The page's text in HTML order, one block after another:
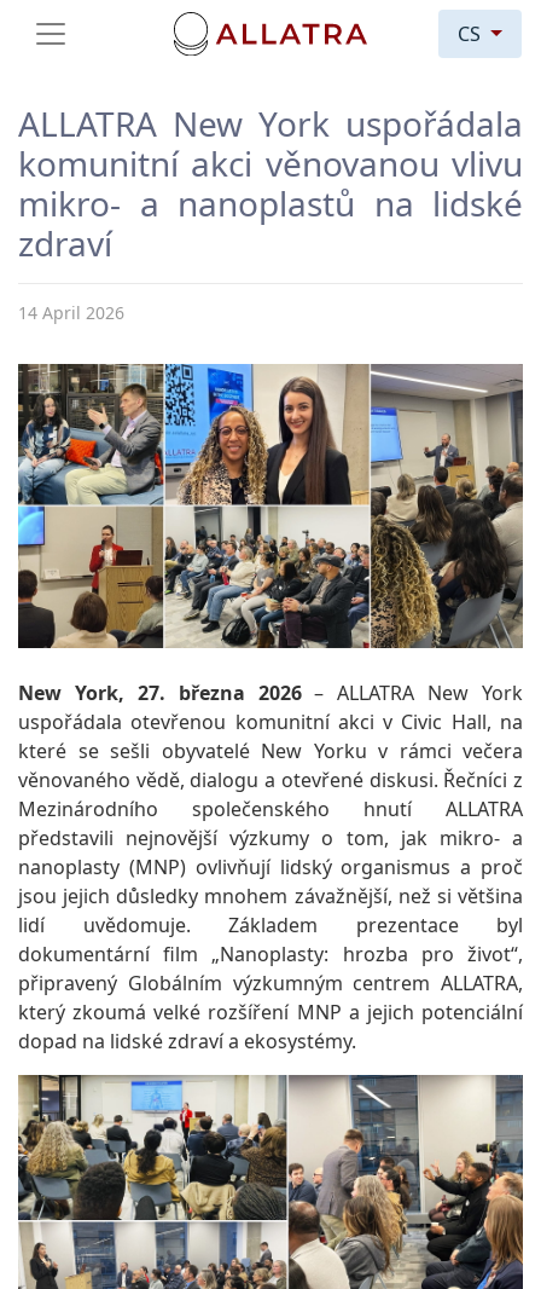
CS
ALLATRA New York uspořádala
komunitní akci věnovanou vlivu
mikro- a nanoplastů na lidské
zdraví
14 April 2026
New York, 27. března 2026– ALLATRA New York
uspořádala otevřenou komunitní akci v Civic Hall, na
které se sešli obyvatelé New Yorku v rámci večera
věnovaného vědě, dialogu a otevřené diskusi. Řečníci z
Mezinárodního společenského hnutí ALLATRA
představili nejnovější výzkumy o tom, jak mikro- a
nanoplasty (MNP) ovlivňují lidský organismus a proč
jsou jejich důsledky mnohem závažnější, než si většina
lidí uvědomuje. Základem prezentace byl
dokumentární film „Nanoplasty: hrozba pro život“,
připravený Globálním výzkumným centrem ALLATRA,
který zkoumá velké rozšíření MNP a jejich potenciální
dopad na lidské zdraví a ekosystémy.